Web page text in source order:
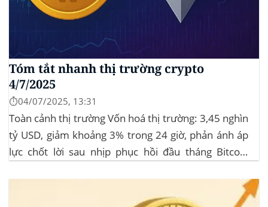
Tóm tắt nhanh thị trường crypto
4/7/2025
⏱️04/07/2025, 13:31
Toàn cảnh thị trường Vốn hoá thị trường: 3,45 nghìn
tỷ USD, giảm khoảng 3% trong 24 giờ, phản ánh áp
lực chốt lời sau nhịp phục hồi đầu tháng‍ Bitcoin